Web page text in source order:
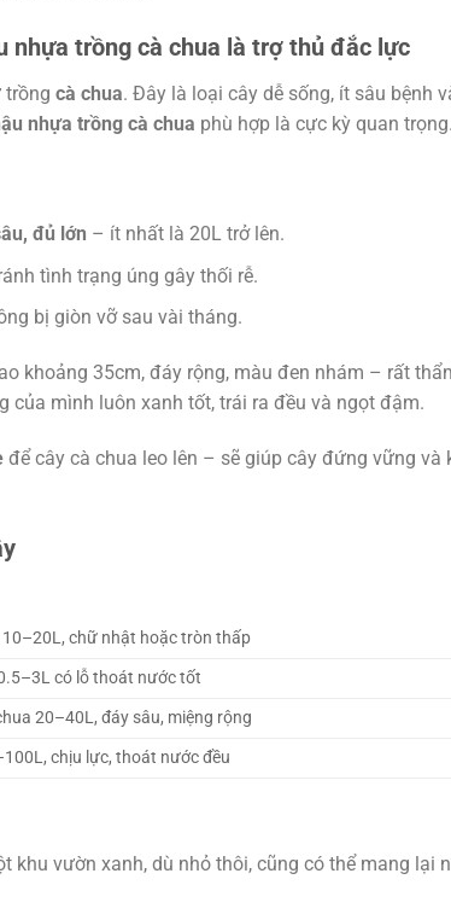
nhựa trồng cà chua là trợ thủ đắc lực
trồng cà chua. Đây là loại cây dễ sống, ít sâu bệnh
nhựa trồng cà chua phù hợp là cực kỳ quan trọng.
đủ lớn – ít nhất là 20L trở lên.
tình trạng úng gây thối rễ.
bị giòn vỡ sau vài tháng.
khoảng 35cm, đáy rộng, màu đen nhám – rất
của mình luôn xanh tốt, trái ra đều và ngọt đậm.
để cây cà chua leo lên – sẽ giúp cây đứng vững và
chữ nhật hoặc tròn thấp
có lỗ thoát nước tốt
20–40L, đáy sâu, miệng rộng
chịu lực, thoát nước đều
vườn xanh, dù nhỏ thôi, cũng có thể mang lại